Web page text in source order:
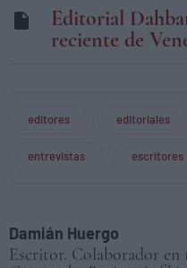
Editorial
reciente de
editores editoriales
entrevistas escritores
Damián Huergo
Escritor. Colaborador en